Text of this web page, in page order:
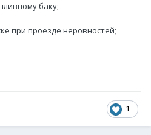
баку;
при проезде неровностей;
1